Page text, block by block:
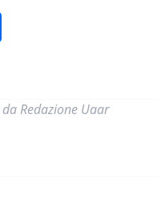
da Redazione Uaar